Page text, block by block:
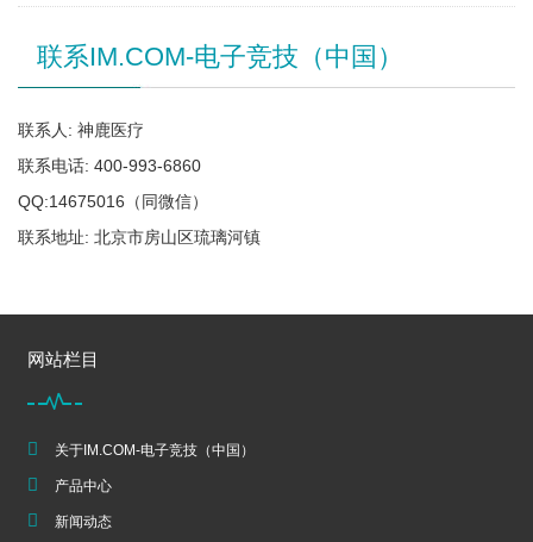
联系IM.COM-电子竞技（中国）
联系人: 神鹿医疗
联系电话: 400-993-6860
QQ:14675016（同微信）
联系地址: 北京市房山区琉璃河镇
网站栏目
关于IM.COM-电子竞技（中国）
产品中心
新闻动态